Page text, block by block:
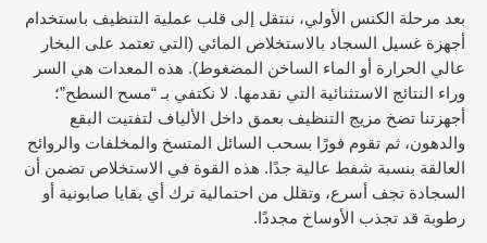
بعد مرحلة الكنس الأولي، ننتقل إلى قلب عملية التنظيف باستخدام
أجهزة غسيل السجاد بالاستخلاص المائي (التي تعتمد على البخار
عالي الحرارة أو الماء الساخن المضغوط). هذه المعدات هي السر
وراء النتائج الاستثنائية التي نقدمها. لا نكتفي بـ “مسح السطح”؛
أجهزتنا تضخ مزيج التنظيف بعمق داخل الألياف لتفتيت البقع
والدهون، ثم تقوم فورًا بسحب السائل المتسخ والمخلفات والروائح
العالقة بنسبة شفط عالية جدًا. هذه القوة في الاستخلاص تضمن أن
السجادة تجف أسرع، وتقلل من احتمالية ترك أي بقايا صابونية أو
رطوبة قد تجذب الأوساخ مجددًا.